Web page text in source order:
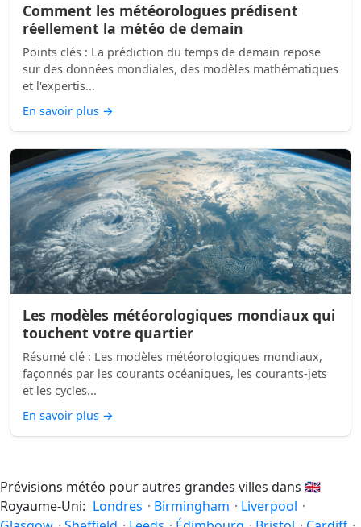
Comment les météorologues prédisent
réellement la météo de demain
Points clés : La prédiction du temps de demain repose
sur des données mondiales, des modèles mathématiques
et l'expertis...
En savoir plus →
Les modèles météorologiques mondiaux qui
touchent votre quartier
Résumé clé : Les modèles météorologiques mondiaux,
façonnés par les courants océaniques, les courants-jets
et les cycles...
En savoir plus →
Prévisions météo pour autres grandes villes dans 🇬🇧
Royaume-Uni: Londres · Birmingham · Liverpool ·